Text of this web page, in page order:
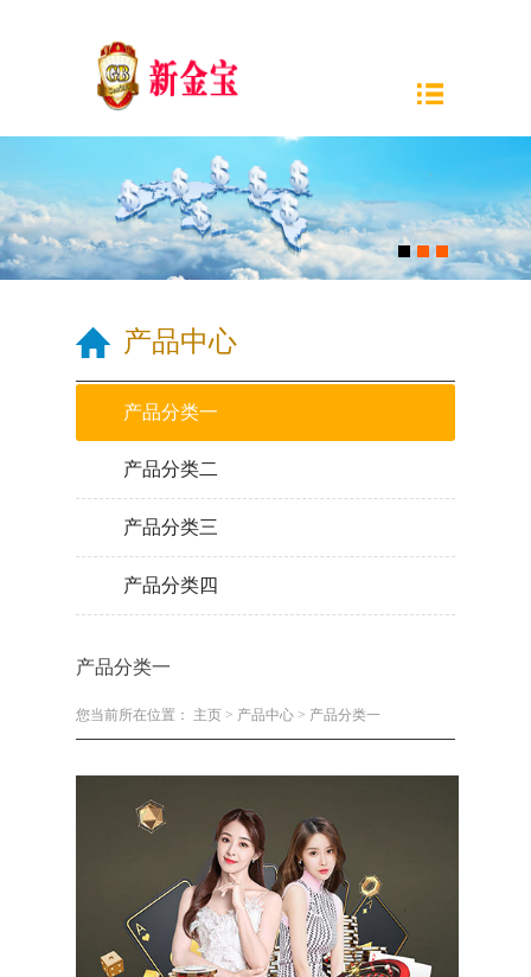
产品中心
产品分类一
产品分类二
产品分类三
产品分类四
产品分类一
您当前所在位置： 主页 > 产品中心 > 产品分类一